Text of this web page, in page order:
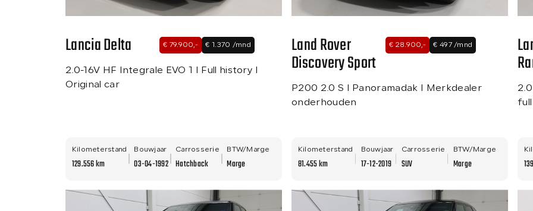
Lancia Delta € 79.900,- € 1.370 /mnd
2.0-16V HF Integrale EVO 1 I Full history I
Original car
Kilometerstand
129.556 km
Bouwjaar
03-04-1992
Carrosserie
Hatchback
BTW/Marge
Marge
Land Rover
Discovery Sport
€ 28.900,- € 497 /mnd
P200 2.0 S I Panoramadak I Merkdealer
onderhouden
Kilometerstand
81.455 km
Bouwjaar
17-12-2019
Carrosserie
SUV
BTW/Marge
Marge